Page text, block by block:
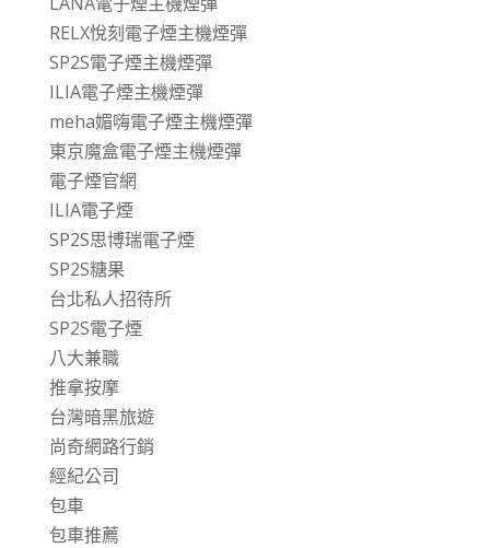
RELX悅刻電子煙主機煙彈
SP2S電子煙主機煙彈
ILIA電子煙主機煙彈
meha媚嗨電子煙主機煙彈
東京魔盒電子煙主機煙彈
電子煙官網
ILIA電子煙
SP2S思博瑞電子煙
SP2S糖果
台北私人招待所
SP2S電子煙
八大兼職
推拿按摩
台灣暗黑旅遊
尚奇網路行銷
經紀公司
包車
包車推薦